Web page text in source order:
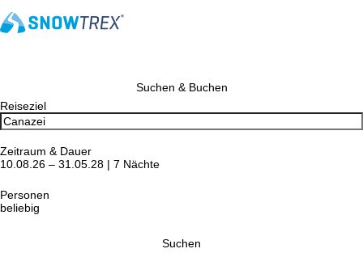
Suchen & Buchen
Reiseziel
Zeitraum & Dauer
10.08.26 – 31.05.28 | 7 Nächte
Personen
beliebig
Suchen